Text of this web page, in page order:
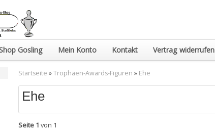
Gosling Mein Konto Kontakt Vertrag widerrufen
Startseite »Trophäen-Awards-Figuren » Ehe
Ehe
Seite 1 von 1